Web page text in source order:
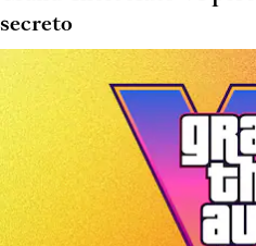
secreto